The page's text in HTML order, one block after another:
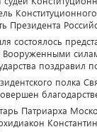
Президента
полка
Патриарха